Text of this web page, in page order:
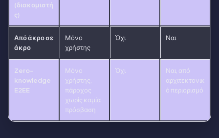
(διακομιστή
ς)
Από άκρο σε
άκρο
Μόνο
χρήστης
Όχι Ναι
Zero-
knowledge
E2EE
Μόνο
χρήστης,
πάροχος
χωρίς καμία
πρόσβαση
Όχι
Ναι, από
αρχιτεκτονικ
ό περιορισμό